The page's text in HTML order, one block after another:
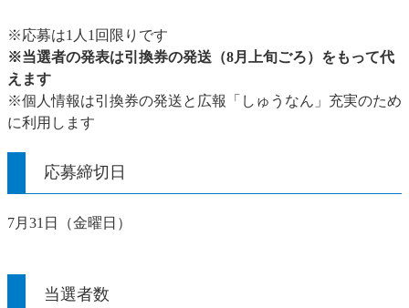
※応募は1人1回限りです
​※当選者の発表は引換券の発送（8月上旬ごろ）をもって代
えます
※個人情報は引換券の発送と広報「しゅうなん」充実のため
に利用します
応募締切日
7月31日（金曜日）
当選者数